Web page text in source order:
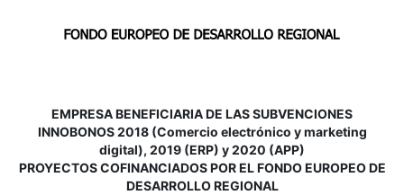
EMPRESA BENEFICIARIA DE LAS SUBVENCIONES
INNOBONOS 2018 (Comercio electrónico y marketing
digital), 2019 (ERP) y 2020 (APP)
PROYECTOS COFINANCIADOS POR EL FONDO EUROPEO DE
DESARROLLO REGIONAL